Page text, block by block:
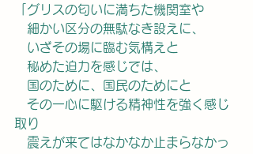
「グリスの匂いに満ちた機関室や
細かい区分の無駄なき設えに、
いざその場に臨む気構えと
秘めた迫力を感じでは、
国のために、国民のためにと
その一心に駆ける精神性を強く感じ
取り
震えが来てはなかなか止まらなかっ